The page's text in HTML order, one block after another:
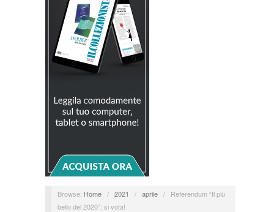
Browse: Home / 2021 / aprile /
Referendum “Il più
bello del 2020”: si vota!